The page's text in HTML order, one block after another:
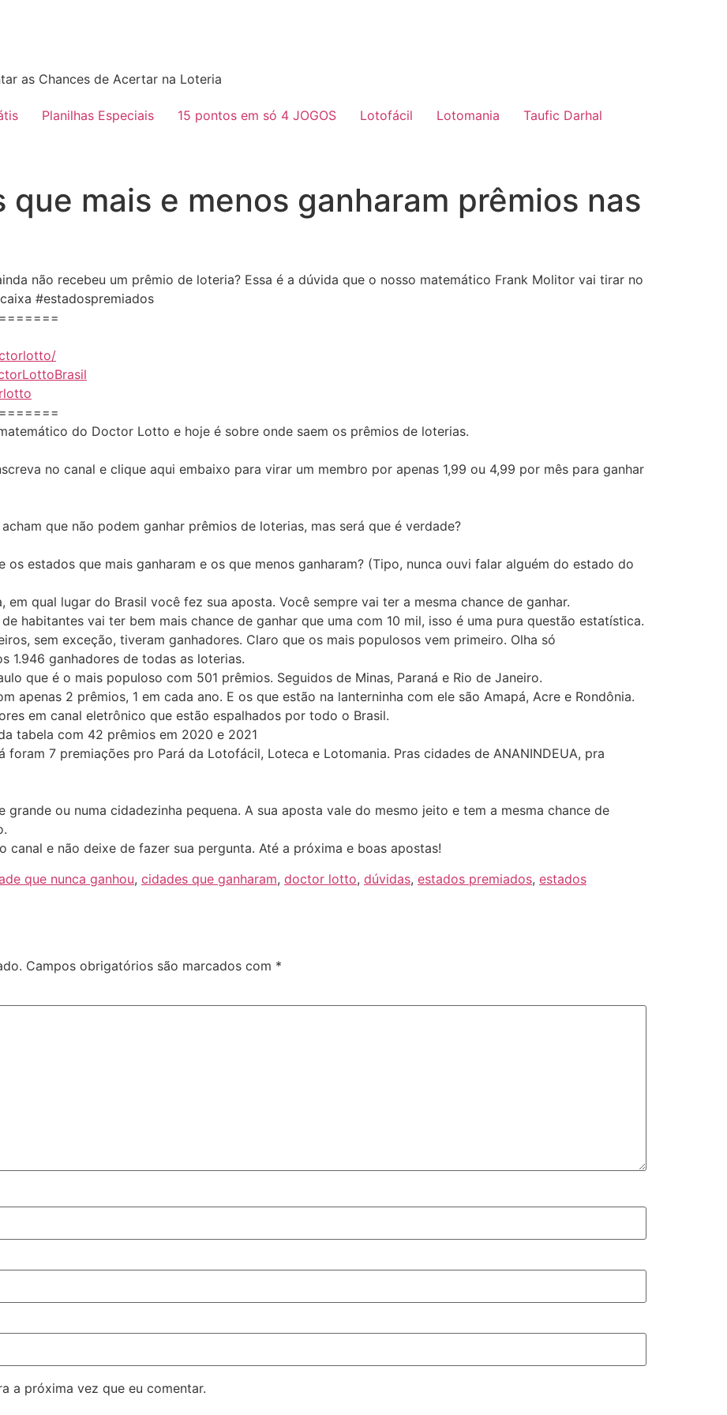
as Chances de Acertar na Loteria
Planilhas Especiais 15 pontos em só 4 JOGOS Lotofácil Lotomania
Taufic Darhal
que mais e menos ganharam prêmios nas
não recebeu um prêmio de loteria? Essa é a dúvida que o nosso matemático Frank Molitor vai tirar no
#estadospremiados
do Doctor Lotto e hoje é sobre onde saem os prêmios de loterias.
no canal e clique aqui embaixo para virar um membro por apenas 1,99 ou 4,99 por mês para ganhar
que não podem ganhar prêmios de loterias, mas será que é verdade?
estados que mais ganharam e os que menos ganharam? (Tipo, nunca ouvi falar alguém do estado do
qual lugar do Brasil você fez sua aposta. Você sempre vai ter a mesma chance de ganhar.
habitantes vai ter bem mais chance de ganhar que uma com 10 mil, isso é uma pura questão estatística.
sem exceção, tiveram ganhadores. Claro que os mais populosos vem primeiro. Olha só
1.946 ganhadores de todas as loterias.
que é o mais populoso com 501 prêmios. Seguidos de Minas, Paraná e Rio de Janeiro.
apenas 2 prêmios, 1 em cada ano. E os que estão na lanterninha com ele são Amapá, Acre e Rondônia.
em canal eletrônico que estão espalhados por todo o Brasil.
tabela com 42 prêmios em 2020 e 2021
7 premiações pro Pará da Lotofácil, Loteca e Lotomania. Pras cidades de ANANINDEUA, pra
ou numa cidadezinha pequena. A sua aposta vale do mesmo jeito e tem a mesma chance de
canal e não deixe de fazer sua pergunta. Até a próxima e boas apostas!
que nunca ganhou, cidades que ganharam, doctor lotto, dúvidas, estados premiados, estados
Campos obrigatórios são marcados com *
a próxima vez que eu comentar.